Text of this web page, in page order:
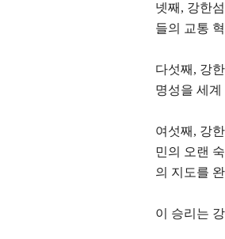
넷째 , 강한
들의 교통
다섯째 , 강
명성을 세
여섯째 , 강
민의 오랜
의 지도를
이 승리는